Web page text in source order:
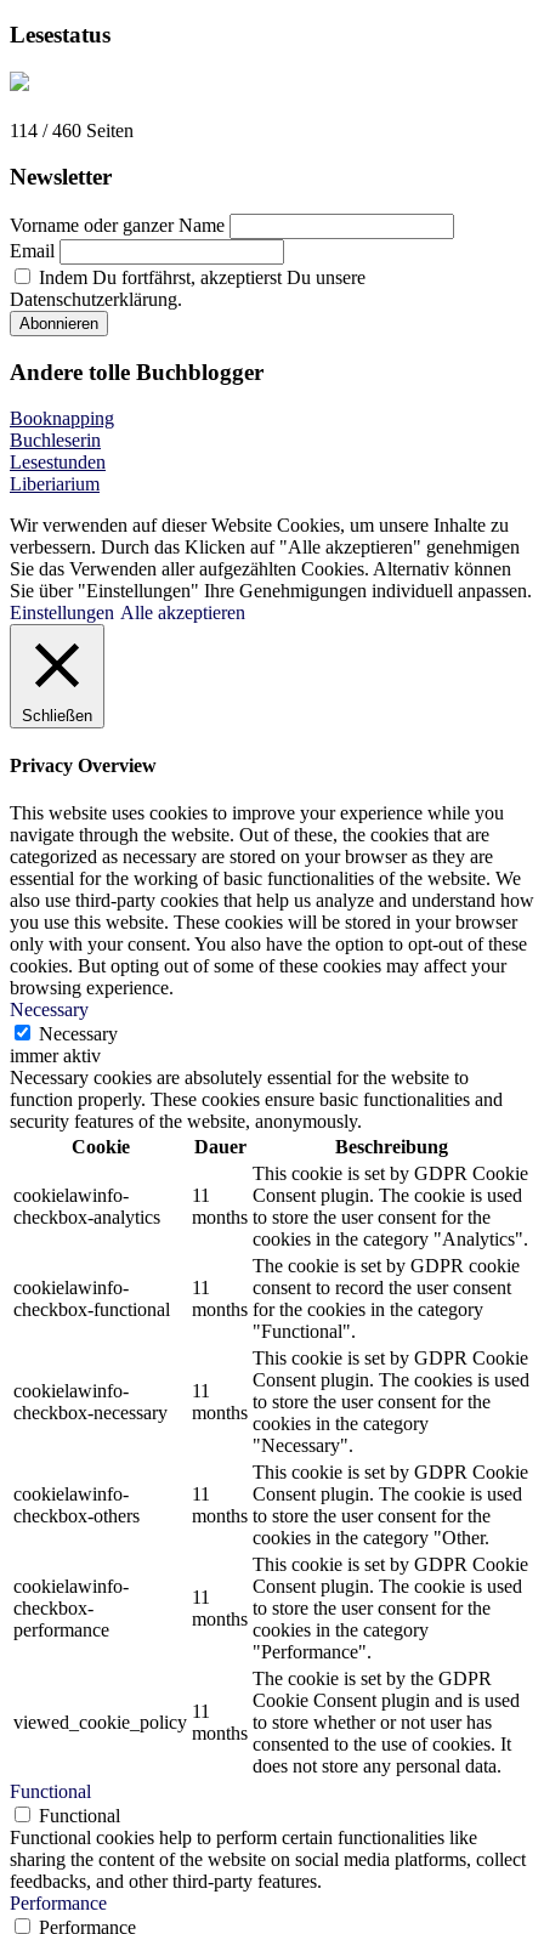
Lesestatus
114 / 460 Seiten
Newsletter
Vorname oder ganzer Name
Email
Indem Du fortfährst, akzeptierst Du unsere
Datenschutzerklärung.
Andere tolle Buchblogger
Booknapping
Buchleserin
Lesestunden
Liberiarium
Wir verwenden auf dieser Website Cookies, um unsere Inhalte zu
verbessern. Durch das Klicken auf "Alle akzeptieren" genehmigen
Sie das Verwenden aller aufgezählten Cookies. Alternativ können
Sie über "Einstellungen" Ihre Genehmigungen individuell anpassen.
Einstellungen Alle akzeptieren
Schließen
Privacy Overview
This website uses cookies to improve your experience while you
navigate through the website. Out of these, the cookies that are
categorized as necessary are stored on your browser as they are
essential for the working of basic functionalities of the website. We
also use third-party cookies that help us analyze and understand how
you use this website. These cookies will be stored in your browser
only with your consent. You also have the option to opt-out of these
cookies. But opting out of some of these cookies may affect your
browsing experience.
Necessary
Necessary
immer aktiv
Necessary cookies are absolutely essential for the website to
function properly. These cookies ensure basic functionalities and
security features of the website, anonymously.
Cookie
Dauer Beschreibung
cookielawinfo-
checkbox-analytics
11
months
This cookie is set by GDPR Cookie
Consent plugin. The cookie is used
to store the user consent for the
cookies in the category "Analytics".
cookielawinfo-
checkbox-functional
11
months
The cookie is set by GDPR cookie
consent to record the user consent
for the cookies in the category
"Functional".
cookielawinfo-
checkbox-necessary
11
months
This cookie is set by GDPR Cookie
Consent plugin. The cookies is used
to store the user consent for the
cookies in the category
"Necessary".
cookielawinfo-
checkbox-others
11
months
This cookie is set by GDPR Cookie
Consent plugin. The cookie is used
to store the user consent for the
cookies in the category "Other.
cookielawinfo-
checkbox-
performance
11
months
This cookie is set by GDPR Cookie
Consent plugin. The cookie is used
to store the user consent for the
cookies in the category
"Performance".
viewed_cookie_policy
11
months
The cookie is set by the GDPR
Cookie Consent plugin and is used
to store whether or not user has
consented to the use of cookies. It
does not store any personal data.
Functional
Functional
Functional cookies help to perform certain functionalities like
sharing the content of the website on social media platforms, collect
feedbacks, and other third-party features.
Performance
Performance